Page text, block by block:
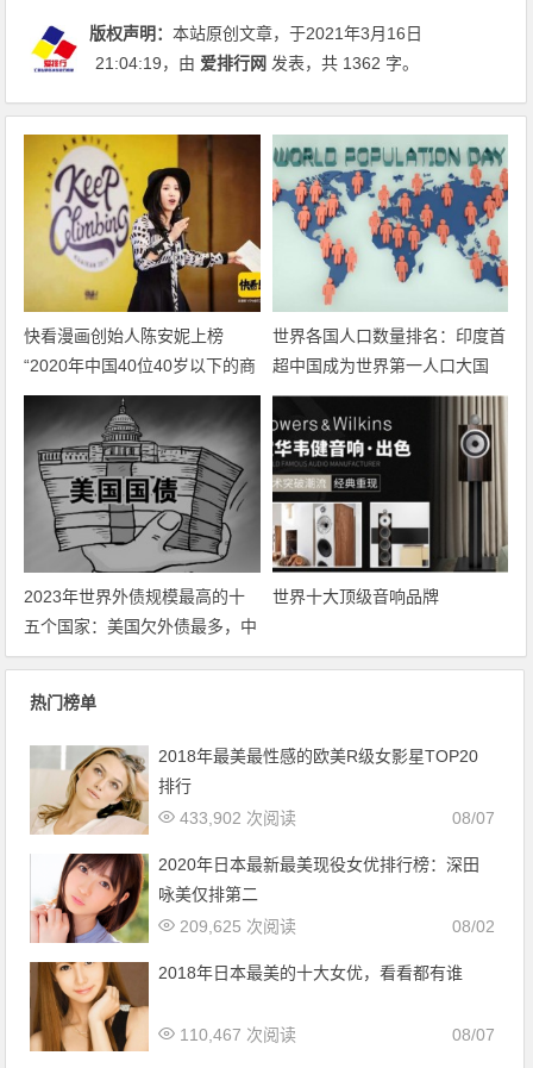
版权声明：本站原创文章，于2021年3月16日
21:04:19，由 爱排行网 发表，共 1362 字。
快看漫画创始人陈安妮上榜
“2020年中国40位40岁以下的商
界精英”，年仅28岁
世界各国人口数量排名：印度首
超中国成为世界第一人口大国
2023年世界外债规模最高的十
五个国家：美国欠外债最多，中
国第几？
世界十大顶级音响品牌
热门榜单
2018年最美最性感的欧美R级女影星TOP20
排行
08/07
433,902 次阅读
2020年日本最新最美现役女优排行榜：深田
咏美仅排第二
08/02
209,625 次阅读
2018年日本最美的十大女优，看看都有谁
08/07
110,467 次阅读